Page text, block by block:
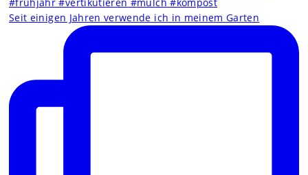
Seit einigen Jahren verwende ich in meinem Garten